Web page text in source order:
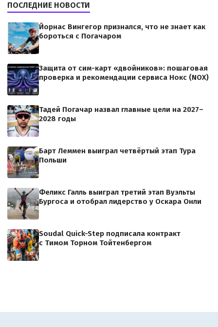
ПОСЛЕДНИЕ НОВОСТИ
Йорнас Вингегор признался, что не знает как
бороться с Погачаром
Защита от сим-карт «двойников»: пошаговая
проверка и рекомендации сервиса Нокс (NOX)
Тадей Погачар назвал главные цели на 2027–
2028 годы
Барт Леммен выиграл четвёртый этап Тура
Польши
Феликс Галль выиграл третий этап Вуэльты
Бургоса и отобрал лидерство у Оскара Онли
Soudal Quick-Step подписала контракт
с Тимом Торном Тойтенбергом